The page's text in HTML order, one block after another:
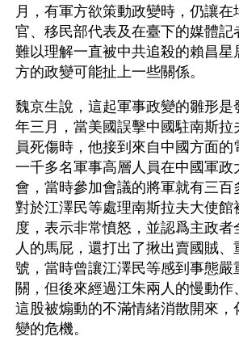
月，有軍方欲策動政變時，仍讓在
官、移民部代表及在臺下的媒體記
難以理解一直被中共追殺的賴昌星
方的政變可能扯上一些關係。
魏京生說，這起軍事政變的雛形是
年三月，當美國誤擊中國駐南斯拉
員死傷時，他接到來自中國方面
一千多名軍事高層人員在中國軍政
會，當時參加會議的將軍就有三百
對於江澤民等處理南斯拉夫大使館
度，表示非常憤怒，並認爲主政者
人的馬屁，還打出了揪出賣國賊、
號，當時曾讓江澤民等感到事態嚴
關，但後來經過江朱兩人的慢動作
這股被煽動的不滿情緒消散開來，
變的危機。